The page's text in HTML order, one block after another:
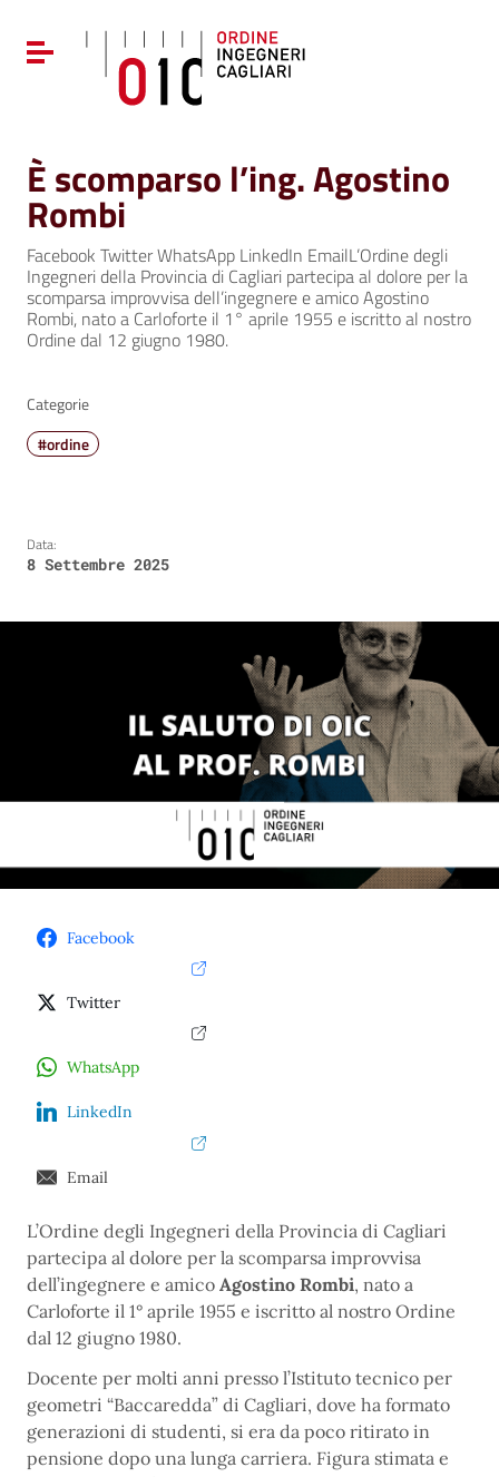
Vai al menu di navigazione
Vai al footer
Attiva / disattiva la navigazione
È scomparso l’ing. Agostino
Rombi
Facebook Twitter WhatsApp LinkedIn EmailL’Ordine degli
Ingegneri della Provincia di Cagliari partecipa al dolore per la
scomparsa improvvisa dell’ingegnere e amico Agostino
Rombi, nato a Carloforte il 1° aprile 1955 e iscritto al nostro
Ordine dal 12 giugno 1980.
Categorie
#ordine
Data:
8 Settembre 2025
Facebook
Twitter
WhatsApp
LinkedIn
Email
L’Ordine degli Ingegneri della Provincia di Cagliari
partecipa al dolore per la scomparsa improvvisa
dell’ingegnere e amico Agostino Rombi, nato a
Carloforte il 1° aprile 1955 e iscritto al nostro Ordine
dal 12 giugno 1980.
Docente per molti anni presso l’Istituto tecnico per
geometri “Baccaredda” di Cagliari, dove ha formato
generazioni di studenti, si era da poco ritirato in
pensione dopo una lunga carriera. Figura stimata e